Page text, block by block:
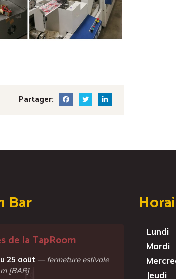
Partager:
Bar
de la TapRoom
25 août — fermeture estivale
[BAR]
Lundi
Mardi
Jeudi